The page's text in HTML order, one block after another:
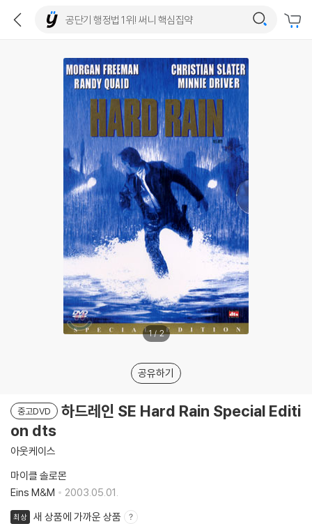
1/2
공유하기
중고DVD
하드레인 SE Hard Rain Special Editi
on dts
아웃케이스
마이클 솔로몬
Eins M&M
2003.05.01.
최상 새 상품에 가까운 상품